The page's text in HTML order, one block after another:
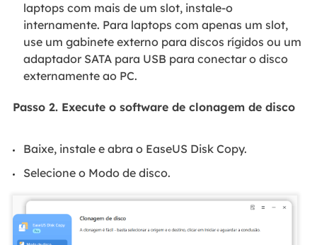
laptops com mais de um slot, instale-o
internamente. Para laptops com apenas um slot,
use um gabinete externo para discos rígidos ou um
adaptador SATA para USB para conectar o disco
externamente ao PC.
Passo 2. Execute o software de clonagem de disco
Baixe, instale e abra o EaseUS Disk Copy.
Selecione o Modo de disco.